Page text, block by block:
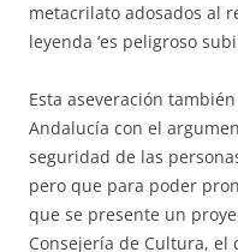
metacrilato adosados al
leyenda ‘es peligroso
Esta aseveración
Andalucía con el
seguridad de las
pero que para poder
que se presente un
Consejería de Cultura, el